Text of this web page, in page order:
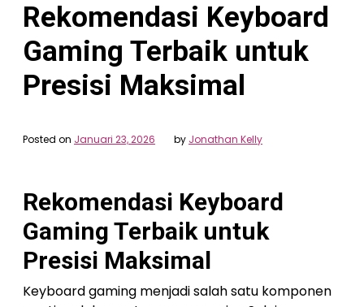
Rekomendasi Keyboard
Gaming Terbaik untuk
Presisi Maksimal
Posted on Januari 23, 2026 by Jonathan Kelly
Rekomendasi Keyboard
Gaming Terbaik untuk
Presisi Maksimal
Keyboard gaming menjadi salah satu komponen